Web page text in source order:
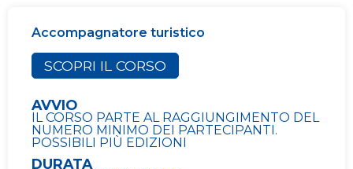
Accompagnatore turistico
SCOPRI IL CORSO
AVVIO
IL CORSO PARTE AL RAGGIUNGIMENTO DEL
NUMERO MINIMO DEI PARTECIPANTI.
POSSIBILI PIÙ EDIZIONI
DURATA